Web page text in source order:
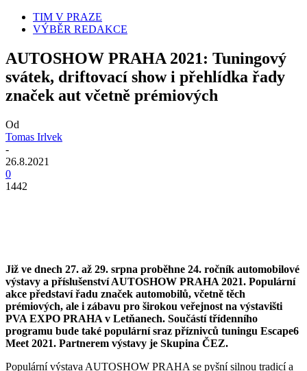
TIM V PRAZE
VÝBĚR REDAKCE
AUTOSHOW PRAHA 2021: Tuningový
svátek, driftovací show i přehlídka řady
značek aut včetně prémiových
Od
Tomas Irlvek
-
26.8.2021
0
1442
Již ve dnech 27. až 29. srpna proběhne 24. ročník automobilové
výstavy a příslušenství AUTOSHOW PRAHA 2021. Populární
akce představí řadu značek automobilů, včetně těch
prémiových, ale i zábavu pro širokou veřejnost na výstavišti
PVA EXPO PRAHA v Letňanech. Součástí třídenního
programu bude také populární sraz příznivců tuningu Escape6
Meet 2021. Partnerem výstavy je Skupina ČEZ.
Populární výstava AUTOSHOW PRAHA se pyšní silnou tradicí a